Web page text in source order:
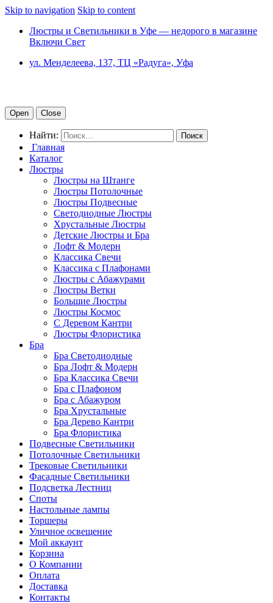
Skip to navigation Skip to content
Люстры и Светильники в Уфе — недорого в магазине
Включи Свет
ул. Менделеева, 137, ТЦ «Радуга», Уфа
Open Close
Найти:
Главная
Каталог
Люстры
Люстры на Штанге
Люстры Потолочные
Люстры Подвесные
Светодиодные Люстры
Хрустальные Люстры
Детские Люстры и Бра
Лофт & Модерн
Классика Свечи
Классика с Плафонами
Люстры с Абажурами
Люстры Ветки
Большие Люстры
Люстры Космос
С Деревом Кантри
Люстры Флористика
Бра
Бра Светодиодные
Бра Лофт & Модерн
Бра Классика Свечи
Бра с Плафоном
Бра с Абажуром
Бра Хрустальные
Бра Дерево Кантри
Бра Флористика
Подвесные Светильники
Потолочные Светильники
Трековые Светильники
Фасадные Светильники
Подсветка Лестниц
Споты
Настольные лампы
Торшеры
Уличное освещение
Мой аккаунт
Корзина
О Компании
Оплата
Доставка
Контакты